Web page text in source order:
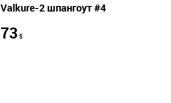
Valkure-2 шпангоут #4
73 $